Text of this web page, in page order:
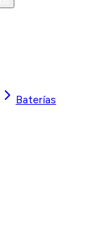
Baterías